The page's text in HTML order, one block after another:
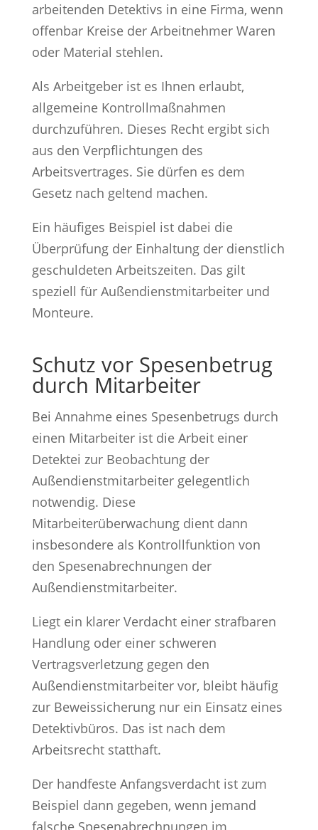
arbeitenden Detektivs in eine Firma, wenn
offenbar Kreise der Arbeitnehmer Waren
oder Material stehlen.
Als Arbeitgeber ist es Ihnen erlaubt,
allgemeine Kontrollmaßnahmen
durchzuführen. Dieses Recht ergibt sich
aus den Verpflichtungen des
Arbeitsvertrages. Sie dürfen es dem
Gesetz nach geltend machen.
Ein häufiges Beispiel ist dabei die
Überprüfung der Einhaltung der dienstlich
geschuldeten Arbeitszeiten. Das gilt
speziell für Außendienstmitarbeiter und
Monteure.
Schutz vor Spesenbetrug
durch Mitarbeiter
Bei Annahme eines Spesenbetrugs durch
einen Mitarbeiter ist die Arbeit einer
Detektei zur Beobachtung der
Außendienstmitarbeiter gelegentlich
notwendig. Diese
Mitarbeiterüberwachung dient dann
insbesondere als Kontrollfunktion von
den Spesenabrechnungen der
Außendienstmitarbeiter.
Liegt ein klarer Verdacht einer strafbaren
Handlung oder einer schweren
Vertragsverletzung gegen den
Außendienstmitarbeiter vor, bleibt häufig
zur Beweissicherung nur ein Einsatz eines
Detektivbüros. Das ist nach dem
Arbeitsrecht statthaft.
Der handfeste Anfangsverdacht ist zum
Beispiel dann gegeben, wenn jemand
falsche Spesenabrechnungen im